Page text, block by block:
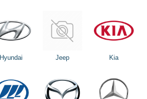
Hyundai Jeep Kia